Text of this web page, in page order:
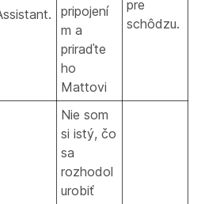
pripojení
m a
priraďte
ho
Mattovi
pre
schôdzu.
Nie som
si istý, čo
sa
rozhodol
urobiť